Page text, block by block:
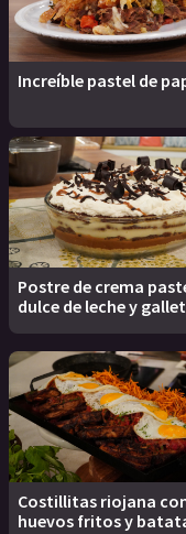
Increíble pastel de
Postre de crema
dulce de leche y
Costillitas riojana
huevos fritos y